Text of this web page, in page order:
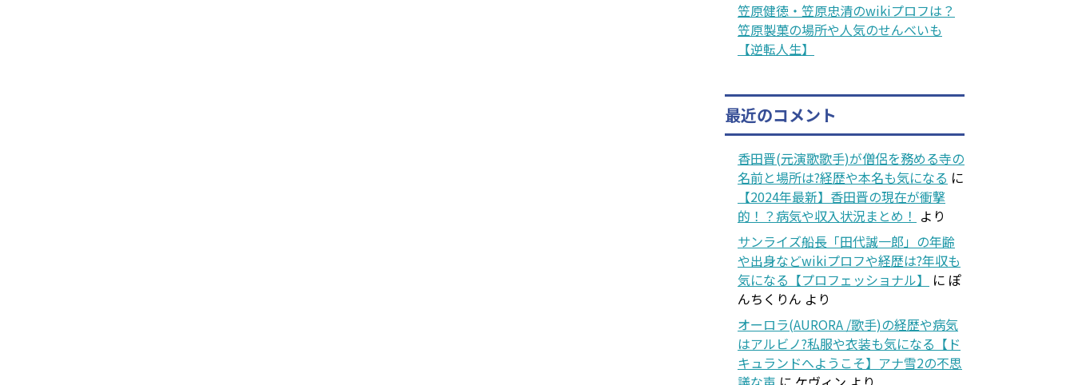
笠原健徳・笠原忠清のwikiプロフは？
笠原製菓の場所や人気のせんべいも
【逆転人生】
最近のコメント
香田晋(元演歌歌手)が僧侶を務める寺の
名前と場所は?経歴や本名も気になる に
【2024年最新】香田晋の現在が衝撃
的！？病気や収入状況まとめ！ より
サンライズ船長「田代誠一郎」の年齢
や出身などwikiプロフや経歴は?年収も
気になる【プロフェッショナル】
に ぽ
んちくりん より
オーロラ(AURORA /歌手)の経歴や病気
はアルビノ?私服や衣装も気になる【ド
キュランドへようこそ】アナ雪2の不思